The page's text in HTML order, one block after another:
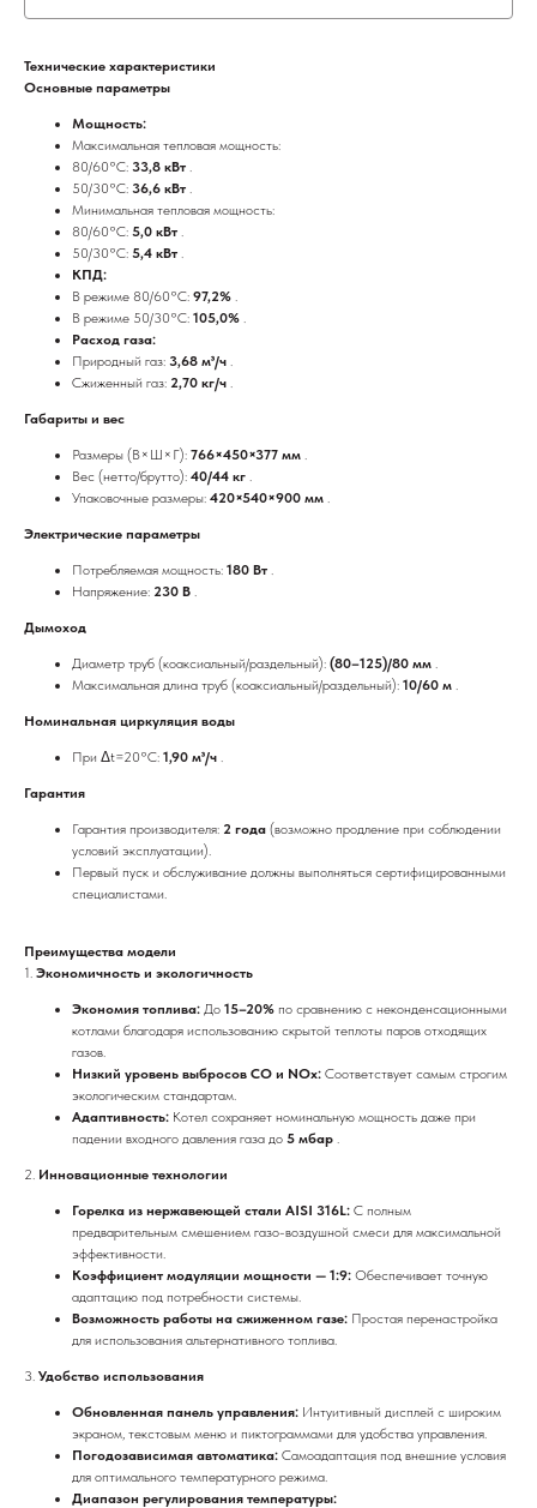
Технические характеристики
Основные параметры
Мощность:
Максимальная тепловая мощность:
80/60°C: 33,8 кВт .
50/30°C: 36,6 кВт .
Минимальная тепловая мощность:
80/60°C: 5,0 кВт .
50/30°C: 5,4 кВт .
КПД:
В режиме 80/60°C: 97,2% .
В режиме 50/30°C: 105,0% .
Расход газа:
Природный газ: 3,68 м³/ч .
Сжиженный газ: 2,70 кг/ч .
Габариты и вес
Размеры (В×Ш×Г): 766×450×377 мм .
Вес (нетто/брутто): 40/44 кг .
Упаковочные размеры: 420×540×900 мм .
Электрические параметры
Потребляемая мощность: 180 Вт .
Напряжение: 230 В .
Дымоход
Диаметр труб (коаксиальный/раздельный): (80–125)/80 мм .
Максимальная длина труб (коаксиальный/раздельный): 10/60 м .
Номинальная циркуляция воды
При Δt=20°C: 1,90 м³/ч .
Гарантия
Гарантия производителя: 2 года (возможно продление при соблюдении
условий эксплуатации).
Первый пуск и обслуживание должны выполняться сертифицированными
специалистами.
Преимущества модели
1. Экономичность и экологичность
Экономия топлива: До 15–20% по сравнению с неконденсационными
котлами благодаря использованию скрытой теплоты паров отходящих
газов.
Низкий уровень выбросов CO и NOx: Соответствует самым строгим
экологическим стандартам.
Адаптивность: Котел сохраняет номинальную мощность даже при
падении входного давления газа до 5 мбар .
2. Инновационные технологии
Горелка из нержавеющей стали AISI 316L: С полным
предварительным смешением газо-воздушной смеси для максимальной
эффективности.
Коэффициент модуляции мощности — 1:9: Обеспечивает точную
адаптацию под потребности системы.
Возможность работы на сжиженном газе: Простая перенастройка
для использования альтернативного топлива.
3. Удобство использования
Обновленная панель управления: Интуитивный дисплей с широким
экраном, текстовым меню и пиктограммами для удобства управления.
Погодозависимая автоматика: Самоадаптация под внешние условия
для оптимального температурного режима.
Диапазон регулирования температуры: